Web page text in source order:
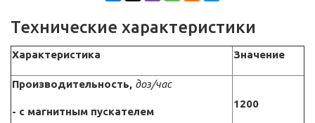
Технические характеристики
Характеристика Значение
Производительность, доз/час
- с магнитным пускателем
1200